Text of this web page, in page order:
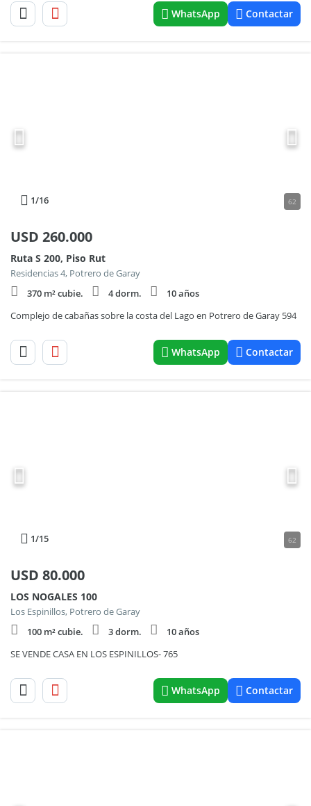
WhatsApp Contactar
1/16 62
USD 260.000
Ruta S 200, Piso Rut
Residencias 4, Potrero de Garay
370 m² cubie.
4 dorm.
10 años
Complejo de cabañas sobre la costa del Lago en Potrero de Garay 594
WhatsApp Contactar
1/15 62
USD 80.000
LOS NOGALES 100
Los Espinillos, Potrero de Garay
100 m² cubie.
3 dorm.
10 años
SE VENDE CASA EN LOS ESPINILLOS- 765
WhatsApp Contactar